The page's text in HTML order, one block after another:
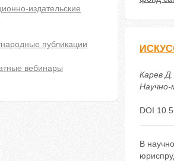
издательские
публикации
вебинары
Карев
Научно-
DOI
В